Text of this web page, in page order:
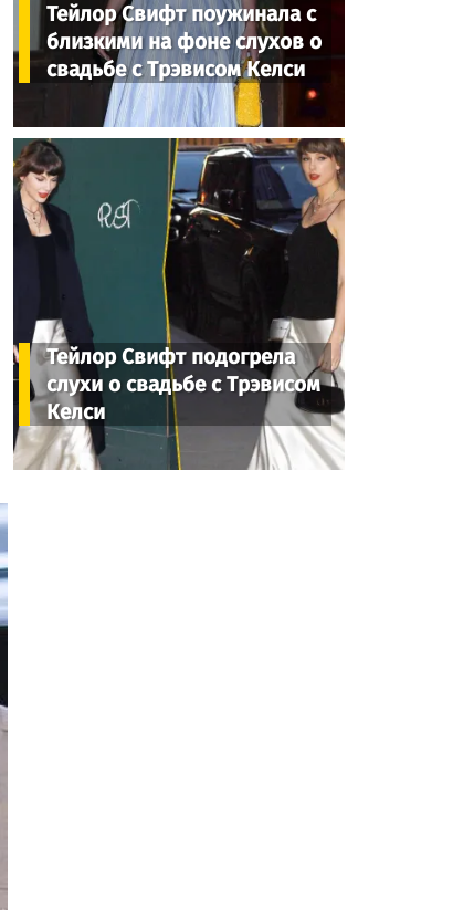
Тейлор Свифт поужинала с
близкими на фоне слухов о
свадьбе с Трэвисом Келси
Тейлор Свифт подогрела
слухи о свадьбе с Трэвисом
Келси